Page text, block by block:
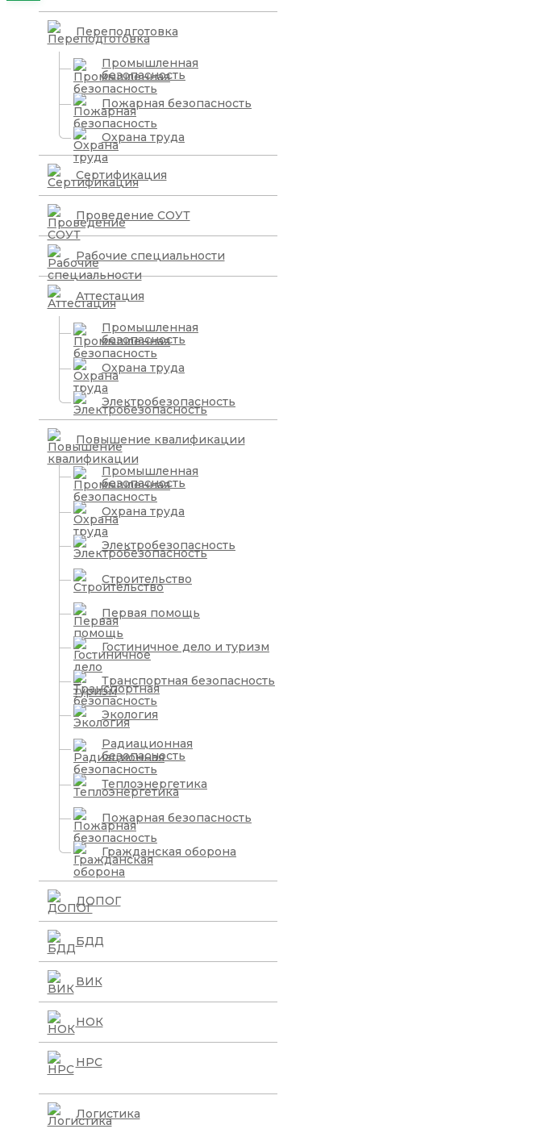
Переподготовка
Промышленная
безопасность
Пожарная безопасность
Охрана труда
Сертификация
Проведение СОУТ
Рабочие специальности
Аттестация
Промышленная
безопасность
Охрана труда
Электробезопасность
Повышение квалификации
Промышленная
безопасность
Охрана труда
Электробезопасность
Строительство
Первая помощь
Гостиничное дело и туризм
Транспортная безопасность
Экология
Радиационная
безопасность
Теплоэнергетика
Пожарная безопасность
Гражданская оборона
ДОПОГ
БДД
ВИК
НОК
НРС
Логистика